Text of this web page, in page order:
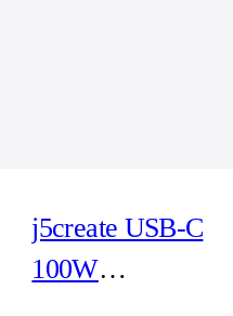
j5create USB-C
100W